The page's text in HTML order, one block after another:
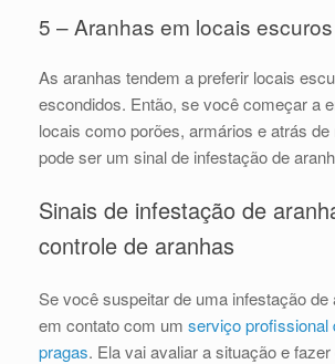
5 – Aranhas em locais escuros
As aranhas tendem a preferir locais
escondidos. Então, se você começar a
locais como porões, armários e atrás
pode ser um sinal de infestação de
Sinais de infestação de
controle de aranhas
Se você suspeitar de uma infestação de
em contato com um serviço profissional
pragas. Ela vai avaliar a situação e